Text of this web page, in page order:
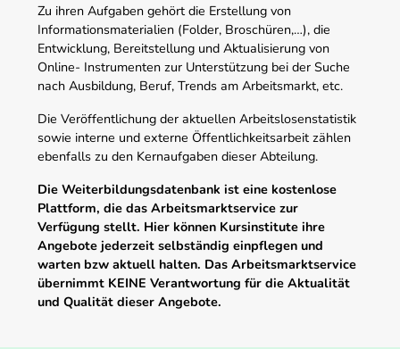
Zu ihren Aufgaben gehört die Erstellung von
Informationsmaterialien (Folder, Broschüren,…), die
Entwicklung, Bereitstellung und Aktualisierung von
Online- Instrumenten zur Unterstützung bei der Suche
nach Ausbildung, Beruf, Trends am Arbeitsmarkt, etc.
Die Veröffentlichung der aktuellen Arbeitslosenstatistik
sowie interne und externe Öffentlichkeitsarbeit zählen
ebenfalls zu den Kernaufgaben dieser Abteilung.
Die Weiterbildungsdatenbank ist eine kostenlose
Plattform, die das Arbeitsmarktservice zur
Verfügung stellt. Hier können Kursinstitute ihre
Angebote jederzeit selbständig einpflegen und
warten bzw aktuell halten. Das Arbeitsmarktservice
übernimmt KEINE Verantwortung für die Aktualität
und Qualität dieser Angebote.